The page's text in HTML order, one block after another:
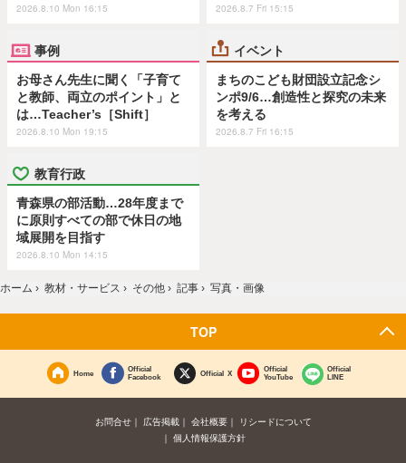
2026.8.10 Mon 16:15 2026.8.7 Fri 15:15
事例
お母さん先生に聞く「子育て
と教師、両立のポイント」と
は…Teacher’s［Shift］
2026.8.10 Mon 19:15
イベント
まちのこども財団設立記念シ
ンポ9/6…創造性と探究の未来
を考える
2026.8.7 Fri 16:15
教育行政
青森県の部活動…28年度まで
に原則すべての部で休日の地
域展開を目指す
2026.8.10 Mon 14:15
ホーム › 教材・サービス › その他 › 記事 › 写真・画像
TOP
Home
Official
Facebook
Official X
Official
YouTube
Official
LINE
お問合せ 広告掲載 会社概要
リシードについて
個人情報保護方針